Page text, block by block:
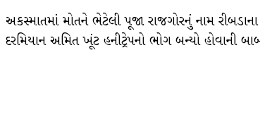
અકસ્માતમાં મોતને ભેટેલી પૂજા રાજગોરનું નામ
દરમિયાન અમિત ખૂંટ હનીટ્રેપનો ભોગ બન્યો